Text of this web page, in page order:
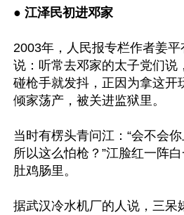
● 江泽民初进邓家
2003年，人民报专栏作者姜
说：听常去邓家的太子党们说
碰枪手就发抖，正因为拿这开
倾家荡产，被关进监狱里。
当时有楞头青问江：“会不会
所以这么怕枪？”江脸红一阵
肚鸡肠里。
据武汉冷水机厂的人说，三呆